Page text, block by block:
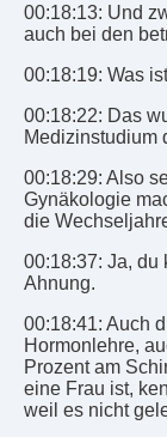
00:18:13: Und
auch bei den
00:18:19: Was
00:18:22: Das
Medizinstudium
00:18:29: Also
Gynäkologie
die
00:18:37: Ja, du
Ahnung.
00:18:41: Auch
Hormonlehre,
Prozent am
eine Frau ist,
weil es nicht